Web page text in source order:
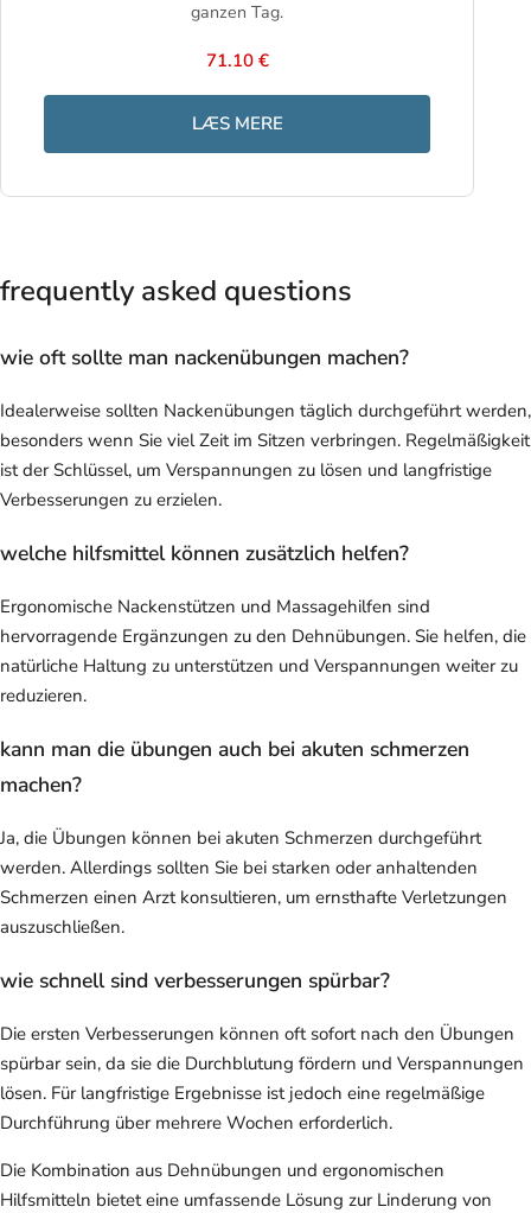
ganzen Tag.
71.10 €
LÆS MERE
frequently asked questions
wie oft sollte man nackenübungen machen?
Idealerweise sollten Nackenübungen täglich durchgeführt werden,
besonders wenn Sie viel Zeit im Sitzen verbringen. Regelmäßigkeit
ist der Schlüssel, um Verspannungen zu lösen und langfristige
Verbesserungen zu erzielen.
welche hilfsmittel können zusätzlich helfen?
Ergonomische Nackenstützen und Massagehilfen sind
hervorragende Ergänzungen zu den Dehnübungen. Sie helfen, die
natürliche Haltung zu unterstützen und Verspannungen weiter zu
reduzieren.
kann man die übungen auch bei akuten schmerzen
machen?
Ja, die Übungen können bei akuten Schmerzen durchgeführt
werden. Allerdings sollten Sie bei starken oder anhaltenden
Schmerzen einen Arzt konsultieren, um ernsthafte Verletzungen
auszuschließen.
wie schnell sind verbesserungen spürbar?
Die ersten Verbesserungen können oft sofort nach den Übungen
spürbar sein, da sie die Durchblutung fördern und Verspannungen
lösen. Für langfristige Ergebnisse ist jedoch eine regelmäßige
Durchführung über mehrere Wochen erforderlich.
Die Kombination aus Dehnübungen und ergonomischen
Hilfsmitteln bietet eine umfassende Lösung zur Linderung von